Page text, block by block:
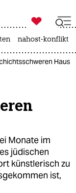

taz zahl ich
nahost-konflikt
Haus
Monate im
jüdischen
künstlerisch zu
ist,